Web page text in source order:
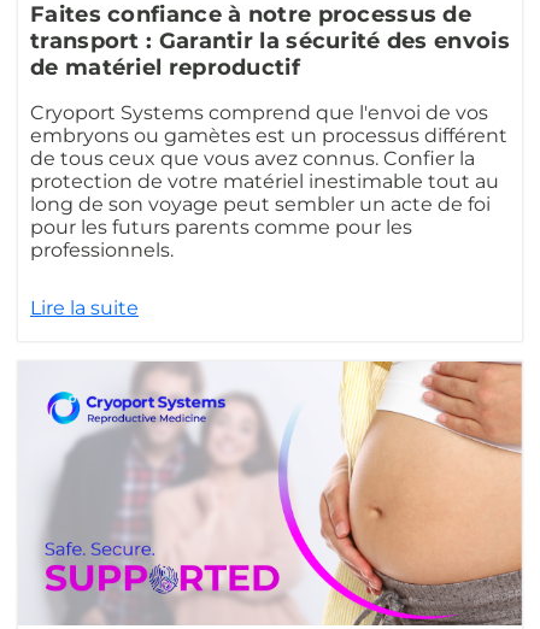
Faites confiance à notre processus de
transport : Garantir la sécurité des envois
de matériel reproductif
Cryoport Systems comprend que l'envoi de vos
embryons ou gamètes est un processus différent
de tous ceux que vous avez connus. Confier la
protection de votre matériel inestimable tout au
long de son voyage peut sembler un acte de foi
pour les futurs parents comme pour les
professionnels.
Lire la suite